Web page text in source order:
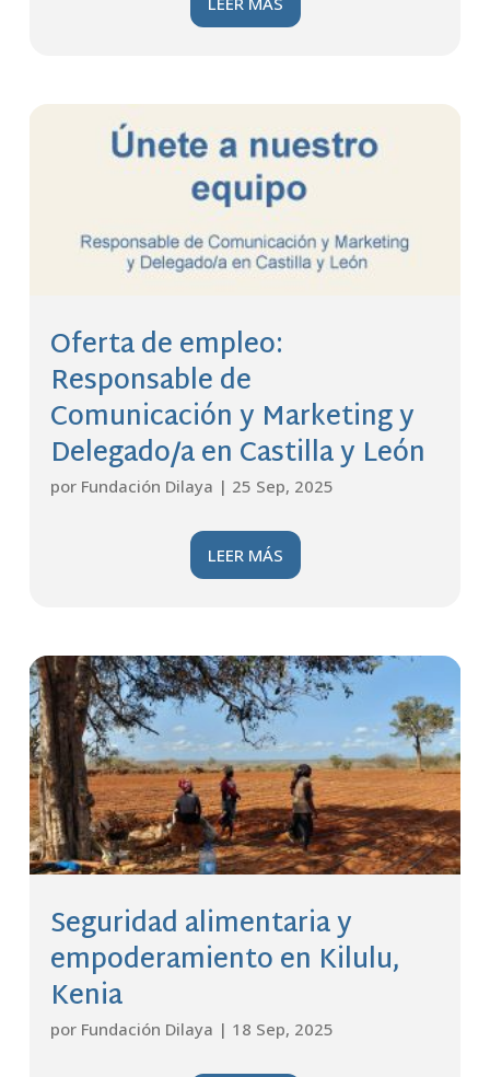
Oferta de empleo:
Responsable de
Comunicación y Marketing y
Delegado/a en Castilla y León
por Fundación Dilaya | 25 Sep, 2025
LEER MÁS
Seguridad alimentaria y
empoderamiento en Kilulu,
Kenia
por Fundación Dilaya | 18 Sep, 2025